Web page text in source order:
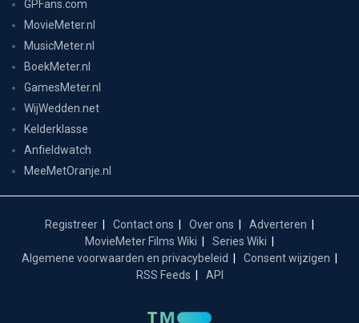
GPFans.com
MovieMeter.nl
MusicMeter.nl
BoekMeter.nl
GamesMeter.nl
WijWedden.net
Kelderklasse
Anfieldwatch
MeeMetOranje.nl
Registreer Contact ons Over ons
Adverteren
MovieMeter Films Wiki
Series Wiki
Algemene voorwaarden en privacybeleid
Consent wijzigen
RSS Feeds
API